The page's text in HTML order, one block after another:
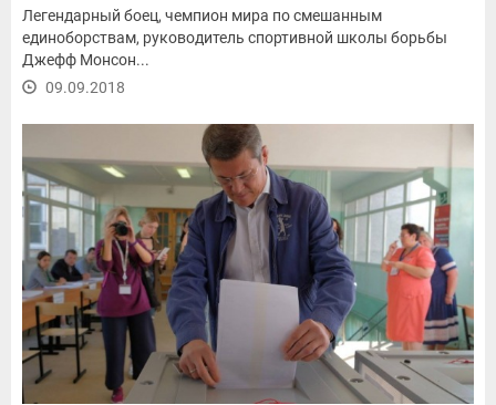
Легендарный боец, чемпион мира по смешанным
единоборствам, руководитель спортивной школы борьбы
Джефф Монсон...
09.09.2018